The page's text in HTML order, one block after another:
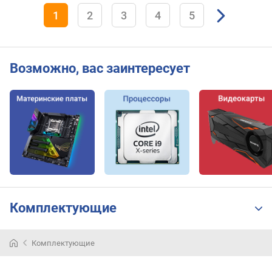
1 2 3 4 5
Возможно, вас заинтересует
Комплектующие
Комплектующие